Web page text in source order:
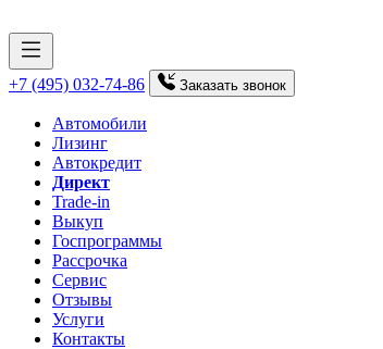
+7 (495) 032-74-86 Заказать звонок
Автомобили
Лизинг
Автокредит
Директ
Trade-in
Выкуп
Госпрограммы
Рассрочка
Сервис
Отзывы
Услуги
Контакты